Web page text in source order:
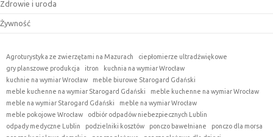
Zdrowie i uroda
Żywność
Agroturystyka ze zwierzętami na Mazurach
ciepłomierze ultradźwiękowe
gry planszowe produkcja
itron
kuchnia na wymiar Wrocław
kuchnie na wymiar Wrocław
meble biurowe Starogard Gdański
meble kuchenne na wymiar Starogard Gdański
meble kuchenne na wymiar Wrocław
meble na wymiar Starogard Gdański
meble na wymiar Wrocław
meble pokojowe Wrocław
odbiór odpadów niebezpiecznych Lublin
odpady medyczne Lublin
podzielniki kosztów ponczo bawełniane
ponczo dla morsa